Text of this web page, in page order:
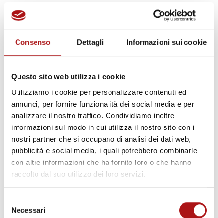
Consenso Dettagli Informazioni sui cookie
Questo sito web utilizza i cookie
Utilizziamo i cookie per personalizzare contenuti ed
annunci, per fornire funzionalità dei social media e per
analizzare il nostro traffico. Condividiamo inoltre
informazioni sul modo in cui utilizza il nostro sito con i
nostri partner che si occupano di analisi dei dati web,
pubblicità e social media, i quali potrebbero combinarle
con altre informazioni che ha fornito loro o che hanno
raccolto dal suo utilizzo dei loro servizi.
delNecessari
La tecnologia è stata testata in reali
situazioni di esercizio, utilizzando un'ampia
varietà di carte igieniche, convenzionali e
strutturate. E, grazie alla collaborazione di
produttivo sia in condizioni di clima caldo e
umido, sia in condizioni diametralmente
opposte di clima freddo e secco, testando
anche le diverse qualità di acqua disponibili.
Tutte le verifiche hanno sistematicamente
confermato le performance di JOI Hydro-
Bond, anche con carte a 3 e 4 veli. Il risultato
finale è un prodotto più igienico, morbido e
sostenibile, sia dal punto di vista ambientale